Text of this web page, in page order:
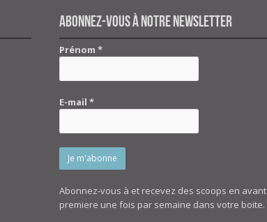
Abonnez-vous à notre newsletter
Prénom*
E-mail*
Abonnez-vous à et recevez des scoops en avant
premiere une fois par semaine dans votre boite.